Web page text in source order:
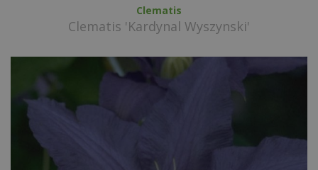
Clematis
Clematis 'Kardynal Wyszynski'